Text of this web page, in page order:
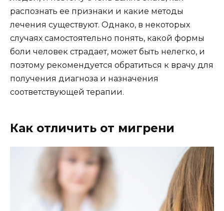
распознать ее признаки и какие методы
лечения существуют. Однако, в некоторых
случаях самостоятельно понять, какой формы
боли человек страдает, может быть нелегко, и
поэтому рекомендуется обратиться к врачу для
получения диагноза и назначения
соответствующей терапии.
Как отличить от мигрени